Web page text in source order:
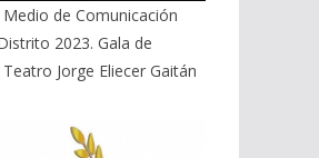
de Comunicación
2023. Gala de
Jorge Eliecer Gaitán